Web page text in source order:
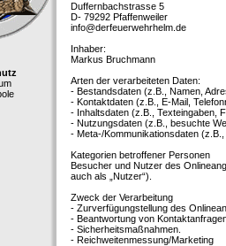
Duffernbachstrasse 5
D- 79292 Pfaffenweiler
info@derfeuerwehrhelm.de
Inhaber:
Markus Bruchmann
Arten der verarbeiteten Daten:
- Bestandsdaten (z.B., Namen,
- Kontaktdaten (z.B., E-Mail,
- Inhaltsdaten (z.B., Texteingaben,
- Nutzungsdaten (z.B., besuchte
- Meta-/Kommunikationsdaten
Kategorien betroffener Personen
Besucher und Nutzer des
auch als „Nutzer“).
Zweck der Verarbeitung
- Zurverfügungstellung des
- Beantwortung von
- Sicherheitsmaßnahmen.
- Reichweitenmessung/Marketing